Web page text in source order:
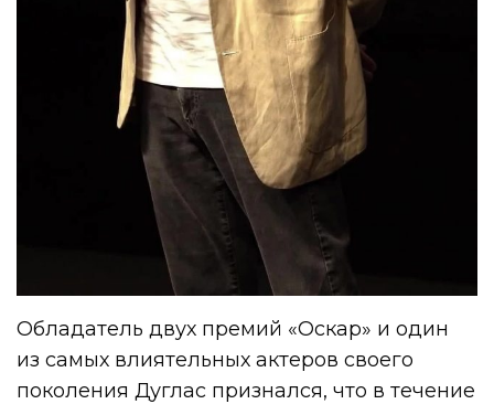
Обладатель двух премий «Оскар» и один
из самых влиятельных актеров своего
поколения Дуглас признался, что в течение